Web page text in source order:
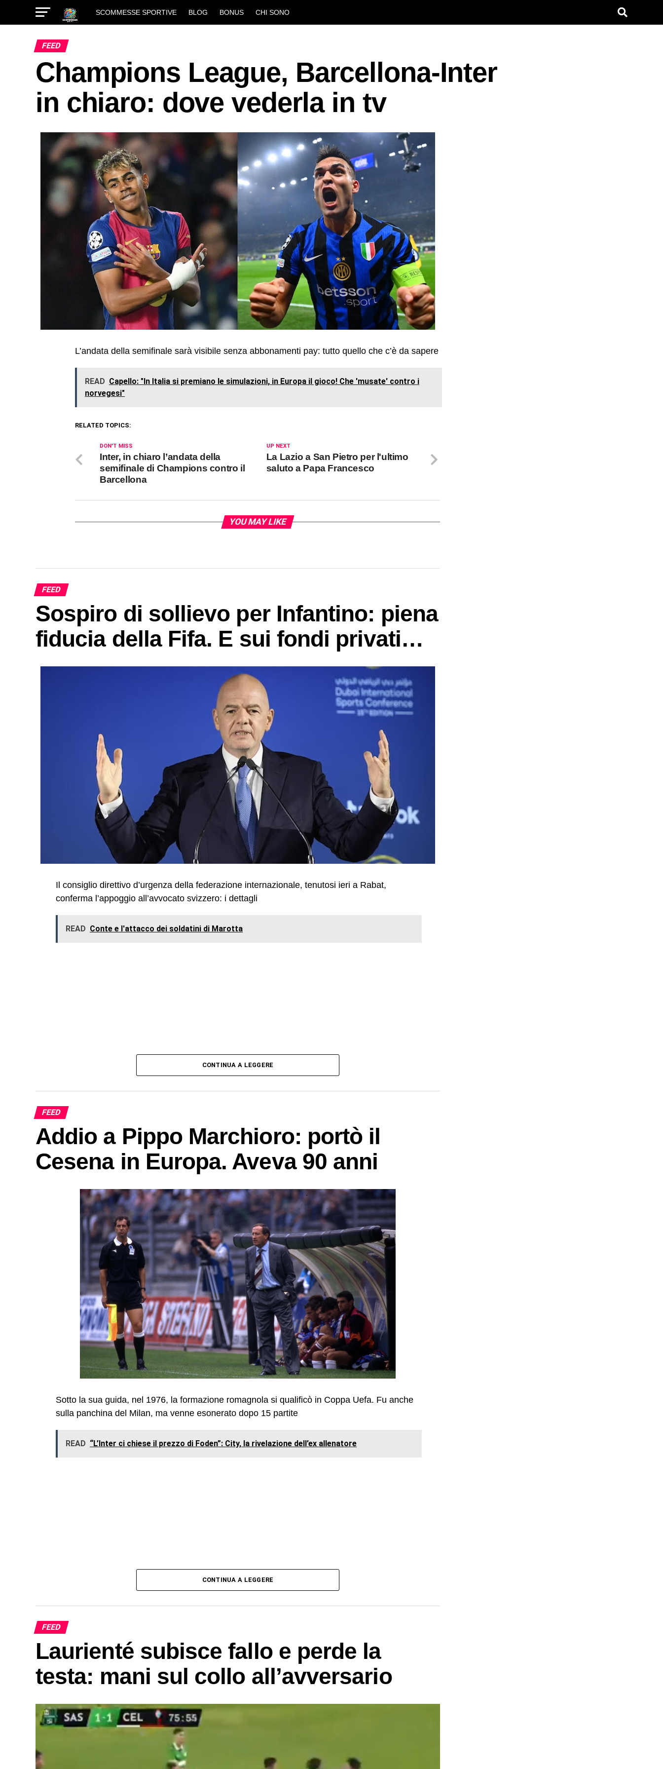
SCOMMESSE SPORTIVE BLOG BONUS CHI SONO
FEED
Champions League, Barcellona-Inter
in chiaro: dove vederla in tv
L’andata della semifinale sarà visibile senza abbonamenti pay: tutto quello che c’è da sapere
READ Capello: "In Italia si premiano le simulazioni, in Europa il gioco! Che 'musate' contro i
norvegesi"
RELATED TOPICS:
UP NEXT
La Lazio a San Pietro per l'ultimo
saluto a Papa Francesco
DON'T MISS
Inter, in chiaro l’andata della
semifinale di Champions contro il
Barcellona
YOU MAY LIKE
FEED
Sospiro di sollievo per Infantino: piena
fiducia della Fifa. E sui fondi privati…
Il consiglio direttivo d’urgenza della federazione internazionale, tenutosi ieri a Rabat,
conferma l’appoggio all’avvocato svizzero: i dettagli
READ Conte e l'attacco dei soldatini di Marotta
CONTINUA A LEGGERE
FEED
Addio a Pippo Marchioro: portò il
Cesena in Europa. Aveva 90 anni
Sotto la sua guida, nel 1976, la formazione romagnola si qualificò in Coppa Uefa. Fu anche
sulla panchina del Milan, ma venne esonerato dopo 15 partite
READ “L’Inter ci chiese il prezzo di Foden”: City, la rivelazione dell’ex allenatore
CONTINUA A LEGGERE
FEED
Laurienté subisce fallo e perde la
testa: mani sul collo all’avversario